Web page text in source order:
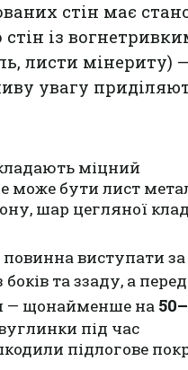
стін має
стін із
листи мінериту)
увагу
міцний
може бути лист
шар цегляної
виступати за
боків та ззаду, а перед
— щонайменше на
під час
підлогове